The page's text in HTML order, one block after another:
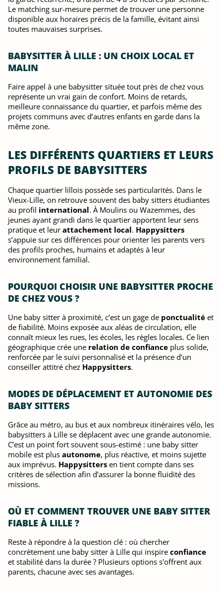
Le matching sur-mesure permet de trouver une personne
disponible aux horaires précis de la famille, évitant ainsi
toutes mauvaises surprises.
BABYSITTER À LILLE : UN CHOIX LOCAL ET
MALIN
Faire appel à une babysitter située tout près de chez vous
représente un vrai gain de confort. Moins de retards,
meilleure connaissance du quartier, et parfois même des
projets communs avec d’autres enfants en garde dans la
même zone.
LES DIFFÉRENTS QUARTIERS ET LEURS
PROFILS DE BABYSITTERS
Chaque quartier lillois possède ses particularités. Dans le
Vieux-Lille, on retrouve souvent des baby sitters étudiantes
au profil international. À Moulins ou Wazemmes, des
jeunes ayant grandi dans le quartier apportent leur sens
pratique et leur attachement local. Happysitters
s’appuie sur ces différences pour orienter les parents vers
des profils proches, humains et adaptés à leur
environnement familial.
POURQUOI CHOISIR UNE BABYSITTER PROCHE
DE CHEZ VOUS ?
Une baby sitter à proximité, c’est un gage de ponctualité et
de fiabilité. Moins exposée aux aléas de circulation, elle
connaît mieux les rues, les écoles, les règles locales. Ce lien
géographique crée une relation de confiance plus solide,
renforcée par le suivi personnalisé et la présence d’un
conseiller attitré chez Happysitters.
MODES DE DÉPLACEMENT ET AUTONOMIE DES
BABY SITTERS
Grâce au métro, au bus et aux nombreux itinéraires vélo, les
babysitters à Lille se déplacent avec une grande autonomie.
C’est un point fort souvent sous-estimé : une baby sitter
mobile est plus autonome, plus réactive, et moins sujette
aux imprévus. Happysitters en tient compte dans ses
critères de sélection afin d’assurer la bonne fluidité des
missions.
OÙ ET COMMENT TROUVER UNE BABY SITTER
FIABLE À LILLE ?
Reste à répondre à la question clé : où chercher
concrètement une baby sitter à Lille qui inspire confiance
et stabilité dans la durée ? Plusieurs options s'offrent aux
parents, chacune avec ses avantages.